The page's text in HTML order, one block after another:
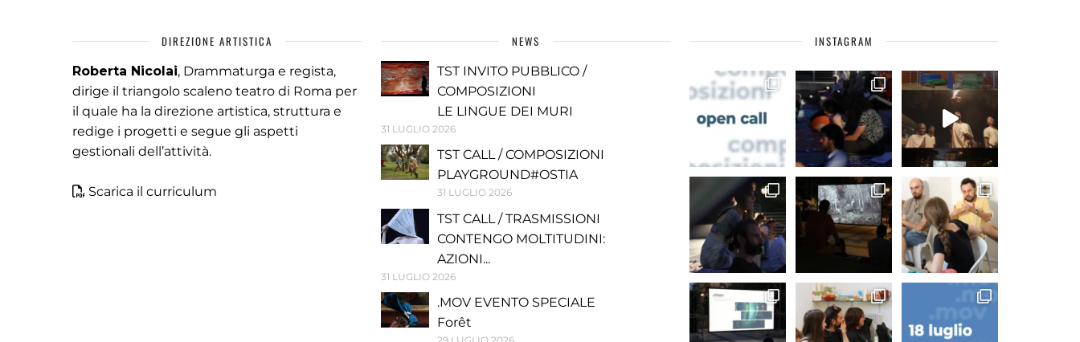
DIREZIONE ARTISTICA
Roberta Nicolai, Drammaturga e regista,
dirige il triangolo scaleno teatro di Roma per
il quale ha la direzione artistica, struttura e
redige i progetti e segue gli aspetti
gestionali dell’attività.
Scarica il curriculum
NEWS
TST INVITO PUBBLICO /
COMPOSIZIONI
LE LINGUE DEI MURI
31 LUGLIO 2026
TST CALL / COMPOSIZIONI
PLAYGROUND#OSTIA
31 LUGLIO 2026
TST CALL / TRASMISSIONI
CONTENGO MOLTITUDINI:
AZIONI...
31 LUGLIO 2026
.MOV EVENTO SPECIALE
Forêt
INSTAGRAM